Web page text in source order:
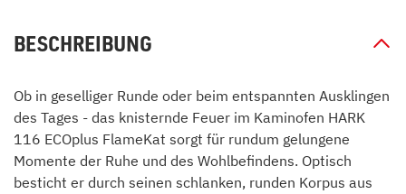
BESCHREIBUNG
Ob in geselliger Runde oder beim entspannten Ausklingen
des Tages - das knisternde Feuer im Kaminofen HARK
116 ECOplus FlameKat sorgt für rundum gelungene
Momente der Ruhe und des Wohlbefindens. Optisch
besticht er durch seinen schlanken, runden Korpus aus